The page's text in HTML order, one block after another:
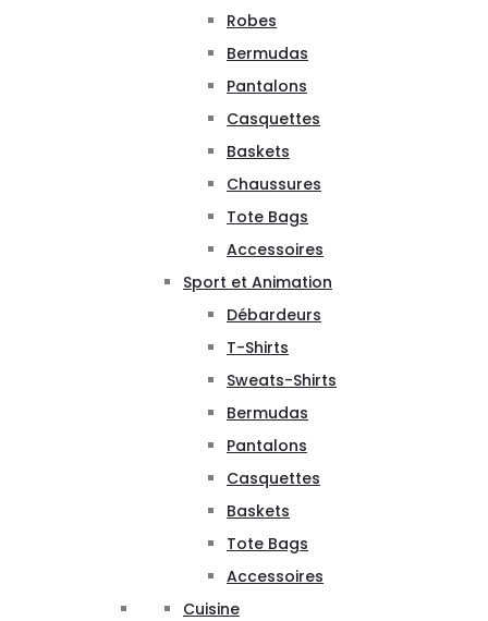
Robes
Bermudas
Pantalons
Casquettes
Baskets
Chaussures
Tote Bags
Accessoires
Sport et Animation
Débardeurs
T-Shirts
Sweats-Shirts
Bermudas
Pantalons
Casquettes
Baskets
Tote Bags
Accessoires
Cuisine